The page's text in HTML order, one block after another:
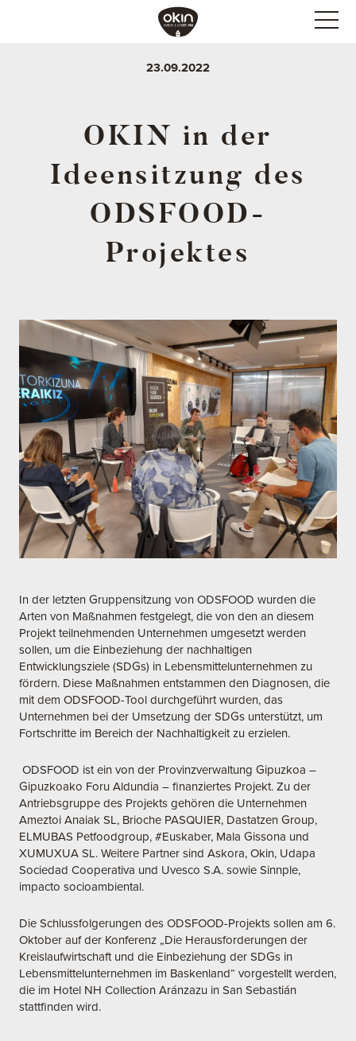
23.09.2022
OKIN in der
Ideensitzung des
ODSFOOD-
Projektes
In der letzten Gruppensitzung von ODSFOOD wurden die
Arten von Maßnahmen festgelegt, die von den an diesem
Projekt teilnehmenden Unternehmen umgesetzt werden
sollen, um die Einbeziehung der nachhaltigen
Entwicklungsziele (SDGs) in Lebensmittelunternehmen zu
fördern. Diese Maßnahmen entstammen den Diagnosen, die
mit dem ODSFOOD-Tool durchgeführt wurden, das
Unternehmen bei der Umsetzung der SDGs unterstützt, um
Fortschritte im Bereich der Nachhaltigkeit zu erzielen.
ODSFOOD ist ein von der Provinzverwaltung Gipuzkoa –
Gipuzkoako Foru Aldundia – finanziertes Projekt. Zu der
Antriebsgruppe des Projekts gehören die Unternehmen
Ameztoi Anaiak SL, Brioche PASQUIER, Dastatzen Group,
ELMUBAS Petfoodgroup, #Euskaber, Mala Gissona und
XUMUXUA SL. Weitere Partner sind Askora, Okin, Udapa
Sociedad Cooperativa und Uvesco S.A. sowie Sinnple,
impacto socioambiental.
Die Schlussfolgerungen des ODSFOOD-Projekts sollen am 6.
Oktober auf der Konferenz „Die Herausforderungen der
Kreislaufwirtschaft und die Einbeziehung der SDGs in
Lebensmittelunternehmen im Baskenland“ vorgestellt werden,
die im Hotel NH Collection Aránzazu in San Sebastián
stattfinden wird.